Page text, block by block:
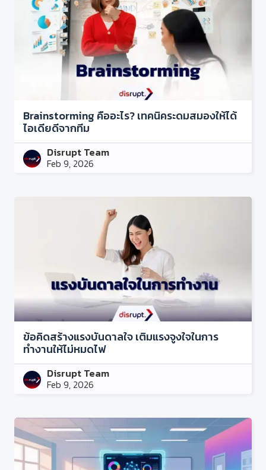
Brainstorming คืออะไร? เทคนิคระดมสมองให้ได้
ไอเดียดีจากทีม
Disrupt Team
Feb 9, 2026
ข้อคิดสร้างแรงบันดาลใจ เติมแรงจูงใจในการ
ทำงานให้ไม่หมดไฟ
Disrupt Team
Feb 9, 2026